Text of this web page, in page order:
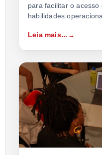
para facilitar o
habilidades
Leia mais...